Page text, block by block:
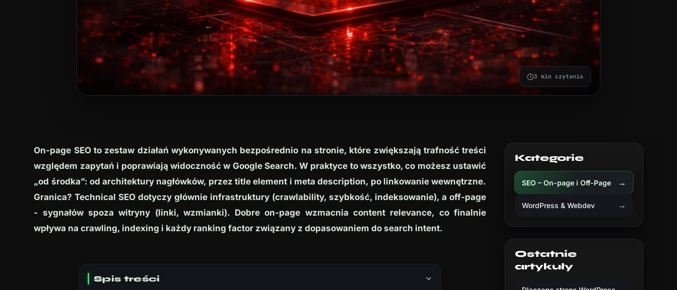
3 min czytania
On-page SEO to zestaw działań wykonywanych bezpośrednio na stronie, które zwiększają trafność treści
względem zapytań i poprawiają widoczność w Google Search. W praktyce to wszystko, co możesz ustawić
„od środka”: od architektury nagłówków, przez title element i meta description, po linkowanie wewnętrzne.
Granica? Technical SEO dotyczy głównie infrastruktury (crawlability, szybkość, indeksowanie), a off-page
- sygnałów spoza witryny (linki, wzmian­ki). Dobre on-page wzmacnia content relevance, co finalnie
wpływa na crawling, indexing i każdy ranking factor związany z dopasowaniem do search intent.
Spis treści
Kategorie
SEO – On-page i Off-Page →
WordPress & Webdev →
Ostatnie
artykuły